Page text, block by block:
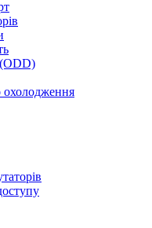
охолодження